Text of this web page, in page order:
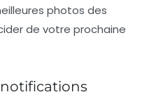
photos des
de votre prochaine